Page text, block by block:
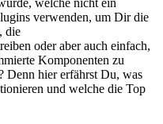
verwenden, um Dir die
die
oder aber auch einfach,
Komponenten zu
Denn hier erfährst Du, was
und welche die Top